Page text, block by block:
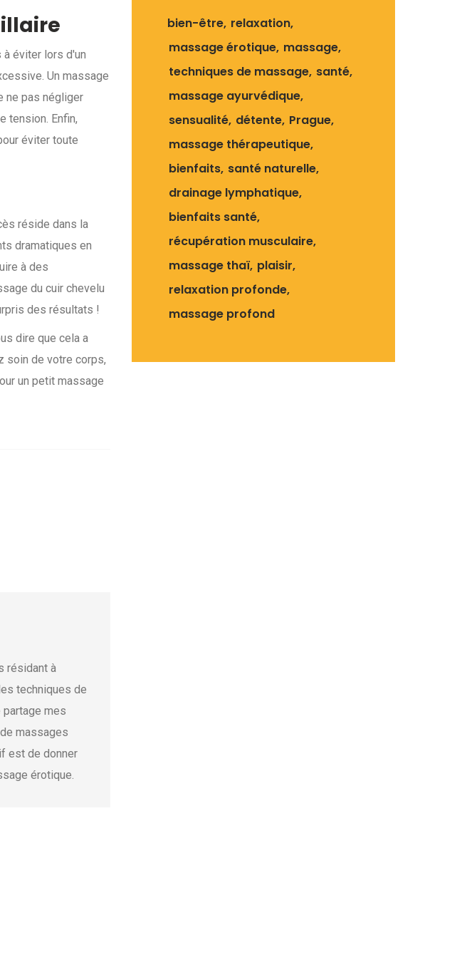
à éviter lors d'un
Un massage
ne pas négliger
tension. Enfin,
éviter toute
réside dans la
dramatiques en
à des
du cuir chevelu
des résultats !
dire que cela a
soin de votre corps,
un petit massage
résidant à
techniques de
partage mes
massages
est de donner
érotique.
bien-être relaxation
massage érotique massage
techniques de massage santé
massage ayurvédique
sensualité détente Prague
massage thérapeutique
bienfaits santé naturelle
drainage lymphatique
bienfaits santé
récupération musculaire
massage thaï plaisir
relaxation profonde
massage profond